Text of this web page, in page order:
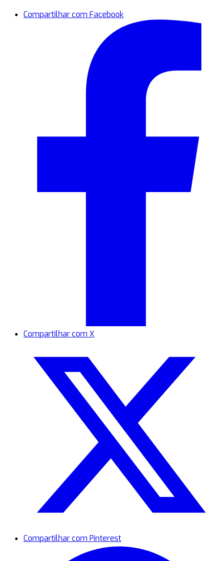
Compartilhar com Facebook
Compartilhar com X
Compartilhar com Pinterest